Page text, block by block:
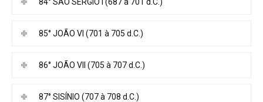
85° JOÃO VI (701 à 705 d.C.)
86° JOÃO VII (705 à 707 d.C.)
87° SISÍNIO (707 à 708 d.C.)